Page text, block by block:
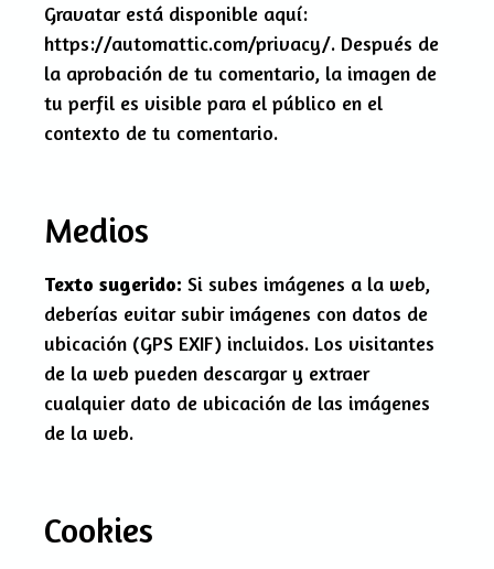
Gravatar está disponible aquí:
https://automattic.com/privacy/. Después de
la aprobación de tu comentario, la imagen de
tu perfil es visible para el público en el
contexto de tu comentario.
Medios
Texto sugerido: Si subes imágenes a la web,
deberías evitar subir imágenes con datos de
ubicación (GPS EXIF) incluidos. Los visitantes
de la web pueden descargar y extraer
cualquier dato de ubicación de las imágenes
de la web.
Cookies